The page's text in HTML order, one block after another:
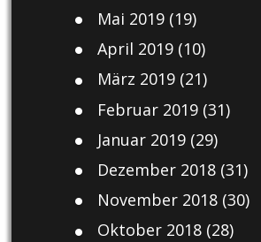
Mai 2019(19)
April 2019(10)
März 2019(21)
Februar 2019(31)
Januar 2019(29)
Dezember 2018(31)
November 2018(30)
Oktober 2018(28)